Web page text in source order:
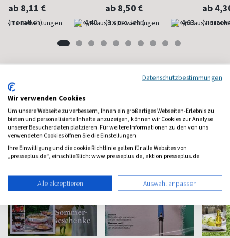
ab 8,11 €
(monatlich) 4,40
ab 8,50 €
(8 x pro Jahr) 4,63
ab
Haus & Garten Magazine
Datenschutzbestimmungen
Wir verwenden Cookies
Um unsere Webseite zu verbessern, Ihnen ein großartiges Webseiten-Erlebnis zu
bieten und personalisierte Inhalte anzuzeigen, können wir Cookies zur Analyse
unserer Besucherdaten platzieren. Für weitere Informationen zu den von uns
verwendeten Cookies öffnen Sie die Einstellungen.
Ihre Einwilligung und die cookie Richtlinie gelten für alle Websites von
„presseplus.de“, einschließlich: www.presseplus.de, aktion.presseplus.de.
Alle akzeptieren Auswahl anpassen